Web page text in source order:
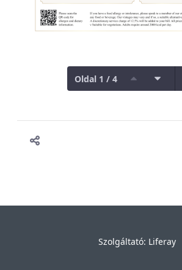
Oldal 1 / 4
Szolgáltató: Liferay